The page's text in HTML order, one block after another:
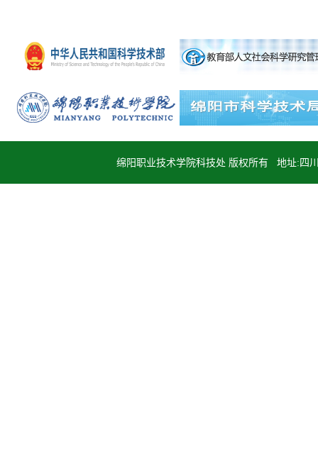
绵阳职业技术学院科技处 版权所有 地址:四